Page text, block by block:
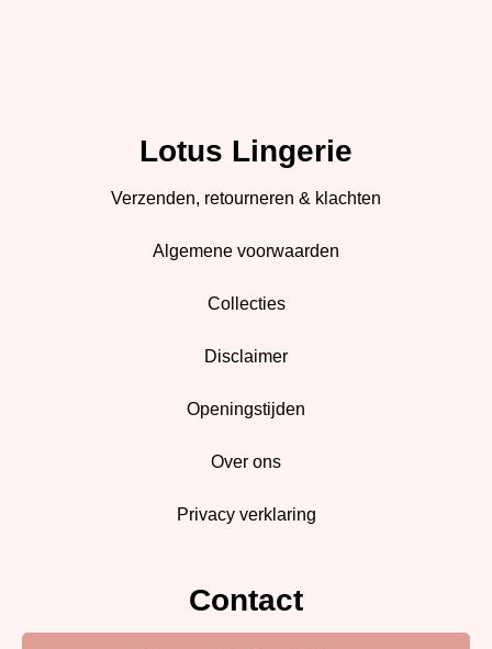
Lotus Lingerie
Verzenden, retourneren & klachten
Algemene voorwaarden
Collecties
Disclaimer
Openingstijden
Over ons
Privacy verklaring
Contact